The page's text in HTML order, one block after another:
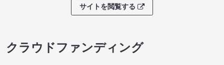
サイトを閲覧する
クラウドファンディング